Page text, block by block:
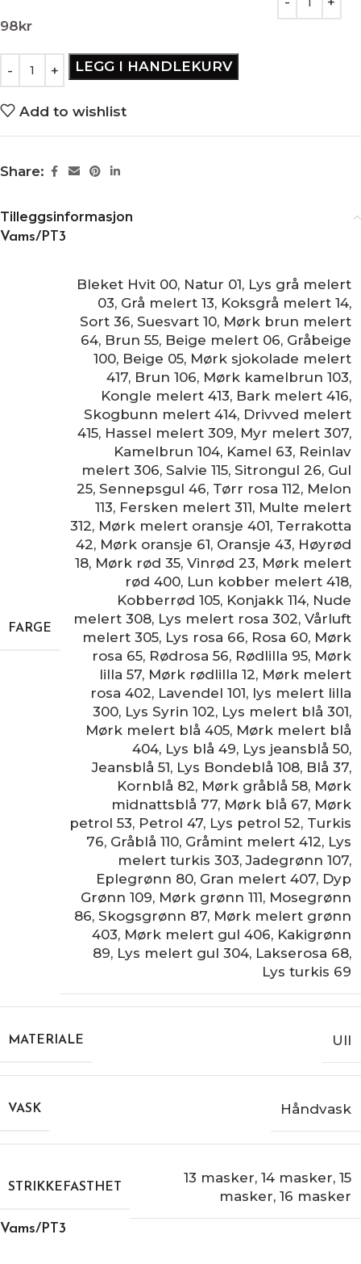
98kr
LEGG I HANDLEKURV
Add to wishlist
Share:
Tilleggsinformasjon
Vams/PT3
FARGE
Bleket Hvit 00, Natur 01, Lys grå melert
03, Grå melert 13, Koksgrå melert 14,
Sort 36, Suesvart 10, Mørk brun melert
64, Brun 55, Beige melert 06, Gråbeige
100, Beige 05, Mørk sjokolade melert
417, Brun 106, Mørk kamelbrun 103,
Kongle melert 413, Bark melert 416,
Skogbunn melert 414, Drivved melert
415, Hassel melert 309, Myr melert 307,
Kamelbrun 104, Kamel 63, Reinlav
melert 306, Salvie 115, Sitrongul 26, Gul
25, Sennepsgul 46, Tørr rosa 112, Melon
113, Fersken melert 311, Multe melert
312, Mørk melert oransje 401, Terrakotta
42, Mørk oransje 61, Oransje 43, Høyrød
18, Mørk rød 35, Vinrød 23, Mørk melert
rød 400, Lun kobber melert 418,
Kobberrød 105, Konjakk 114, Nude
melert 308, Lys melert rosa 302, Vårluft
melert 305, Lys rosa 66, Rosa 60, Mørk
rosa 65, Rødrosa 56, Rødlilla 95, Mørk
lilla 57, Mørk rødlilla 12, Mørk melert
rosa 402, Lavendel 101, lys melert lilla
300, Lys Syrin 102, Lys melert blå 301,
Mørk melert blå 405, Mørk melert blå
404, Lys blå 49, Lys jeansblå 50,
Jeansblå 51, Lys Bondeblå 108, Blå 37,
Kornblå 82, Mørk gråblå 58, Mørk
midnattsblå 77, Mørk blå 67, Mørk
petrol 53, Petrol 47, Lys petrol 52, Turkis
76, Gråblå 110, Gråmint melert 412, Lys
melert turkis 303,Jadegrønn 107,
Eplegrønn 80, Gran melert 407, Dyp
Grønn 109, Mørk grønn 111, Mosegrønn
86, Skogsgrønn 87, Mørk melert grønn
403, Mørk melert gul 406, Kakigrønn
89, Lys melert gul 304, Lakserosa 68,
Lys turkis 69
MATERIALE Ull
VASK Håndvask
STRIKKEFASTHET
13 masker, 14 masker, 15
masker, 16 masker
Vams/PT3